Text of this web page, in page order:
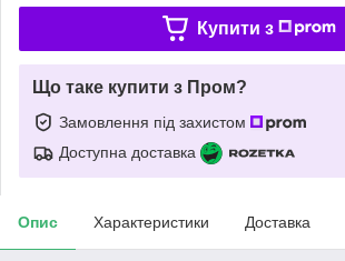
Купити з
Що таке купити з Пром?
Замовлення під захистом
Доступна доставка
Опис Характеристики Доставка